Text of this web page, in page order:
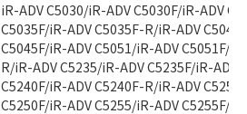
iR-ADV C5030/iR-ADV C5030F/iR-ADV
C5035F/iR-ADV C5035F-R/iR-ADV
C5045F/iR-ADV C5051/iR-ADV C5051F/
R/iR-ADV C5235/iR-ADV C5235F/iR-ADV
C5240F/iR-ADV C5240F-R/iR-ADV
C5250F/iR-ADV C5255/iR-ADV C5255F/